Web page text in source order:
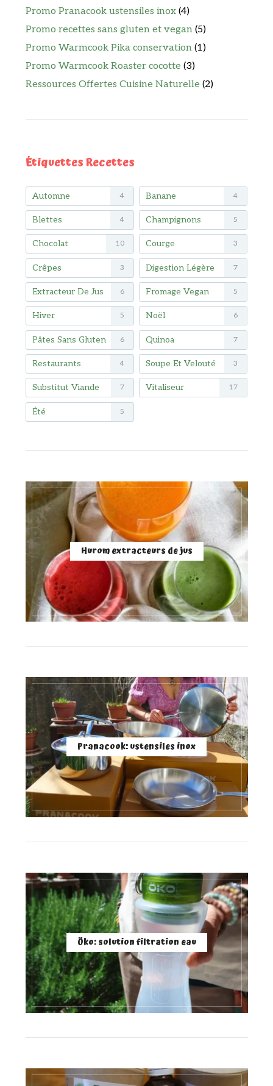
Promo Pranacook ustensiles inox (4)
Promo recettes sans gluten et vegan (5)
Promo Warmcook Pika conservation (1)
Promo Warmcook Roaster cocotte (3)
Ressources Offertes Cuisine Naturelle (2)
Étiquettes Recettes
Automne 4 Banane 4
Blettes 4 Champignons 5
Chocolat 10 Courge 3
Crêpes 3 Digestion Légère 7
Extracteur De Jus 6 Fromage Vegan 5
Hiver 5 Noël 6
Pâtes Sans Gluten 6 Quinoa 7
Restaurants 4 Soupe Et Velouté 3
Substitut Viande 7 Vitaliseur 17
Été 5
Hurom extracteurs de jus
Pranacook: ustensiles inox
Öko: solution filtration eau